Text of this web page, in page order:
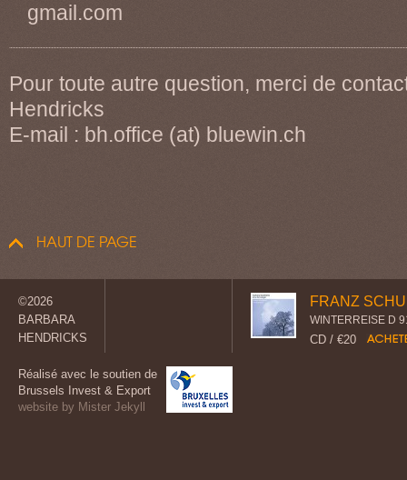
gmail.com
Pour toute autre question, merci de
Hendricks
E-mail : bh.office (at) bluewin.ch
HAUT DE PAGE
©2026
BARBARA
HENDRICKS
FRANZ
WINTERREISE D
CD / €20
Réalisé avec le soutien de
Brussels Invest & Export
website by Mister Jekyll